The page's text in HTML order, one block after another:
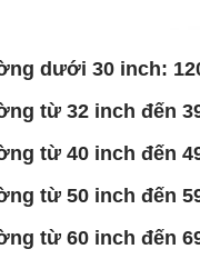
dưới 30 inch:
từ 32 inch đến
từ 40 inch đến
từ 50 inch đến
từ 60 inch đến